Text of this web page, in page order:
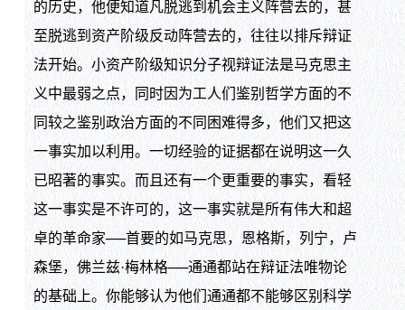
的历史，他便知道凡脱逃到机会主义阵营去的，甚
至脱逃到资产阶级反动阵营去的，往往以排斥辩证
法开始。小资产阶级知识分子视辩证法是马克思主
义中最弱之点，同时因为工人们鉴别哲学方面的不
同较之鉴别政治方面的不同困难得多，他们又把这
一事实加以利用。一切经验的证据都在说明这一久
已昭著的事实。而且还有一个更重要的事实，看轻
这一事实是不许可的，这一事实就是所有伟大和超
卓的革命家──首要的如马克思，恩格斯，列宁，卢
森堡，佛兰兹·梅林格──通通都站在辩证法唯物论
的基础上。你能够认为他们通通都不能够区别科学